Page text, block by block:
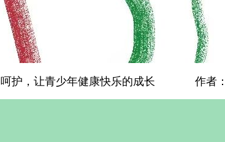
呵护，让青少年健康快乐的成长 作者